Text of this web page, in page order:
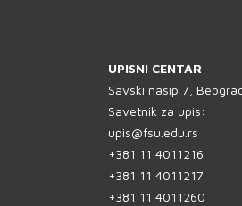
UPISNI CENTAR
Savski nasip 7,
Savetnik za upis:
upis@fsu.edu.rs
+381 11 4011216
+381 11 4011217
+381 11 4011260